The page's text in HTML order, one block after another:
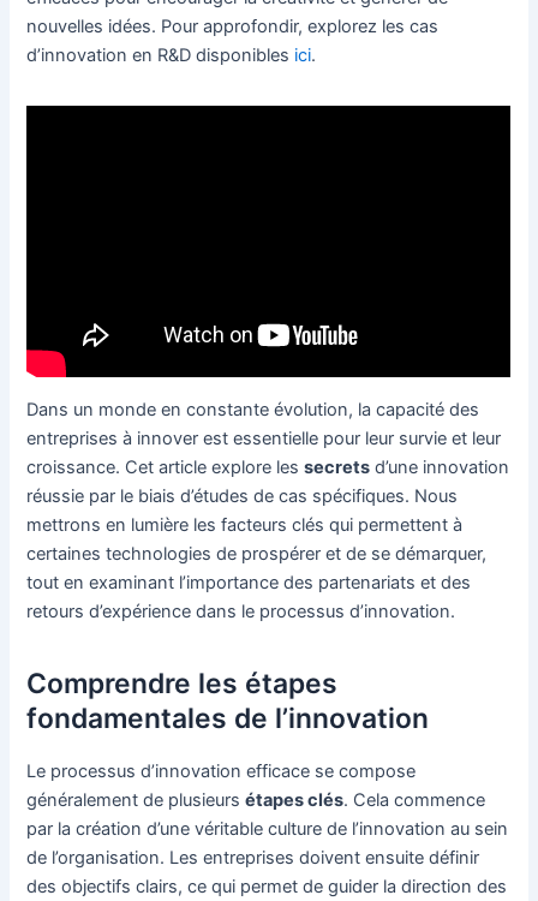
nouvelles idées. Pour approfondir, explorez les cas
d’innovation en R&D disponibles ici.
Dans un monde en constante évolution, la capacité des
entreprises à innover est essentielle pour leur survie et leur
croissance. Cet article explore lessecrets d’une innovation
réussie par le biais d’études de cas spécifiques. Nous
mettrons en lumière les facteurs clés qui permettent à
certaines technologies de prospérer et de se démarquer,
tout en examinant l’importance des partenariats et des
retours d’expérience dans le processus d’innovation.
Comprendre les étapes
fondamentales de l’innovation
Le processus d’innovation efficace se compose
généralement de plusieursétapes clés. Cela commence
par la création d’une véritable culture de l’innovation au sein
de l’organisation. Les entreprises doivent ensuite définir
des objectifs clairs, ce qui permet de guider la direction des